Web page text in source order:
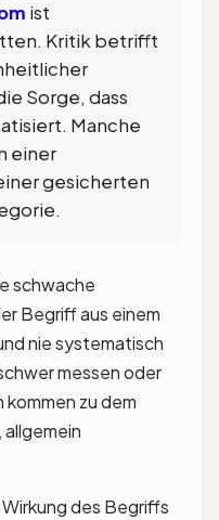
ist
Kritik betrifft
Sorge, dass
Manche
einer
gesicherten
schwache
Begriff aus einem
nie systematisch
messen oder
zu dem
allgemein
des Begriffs